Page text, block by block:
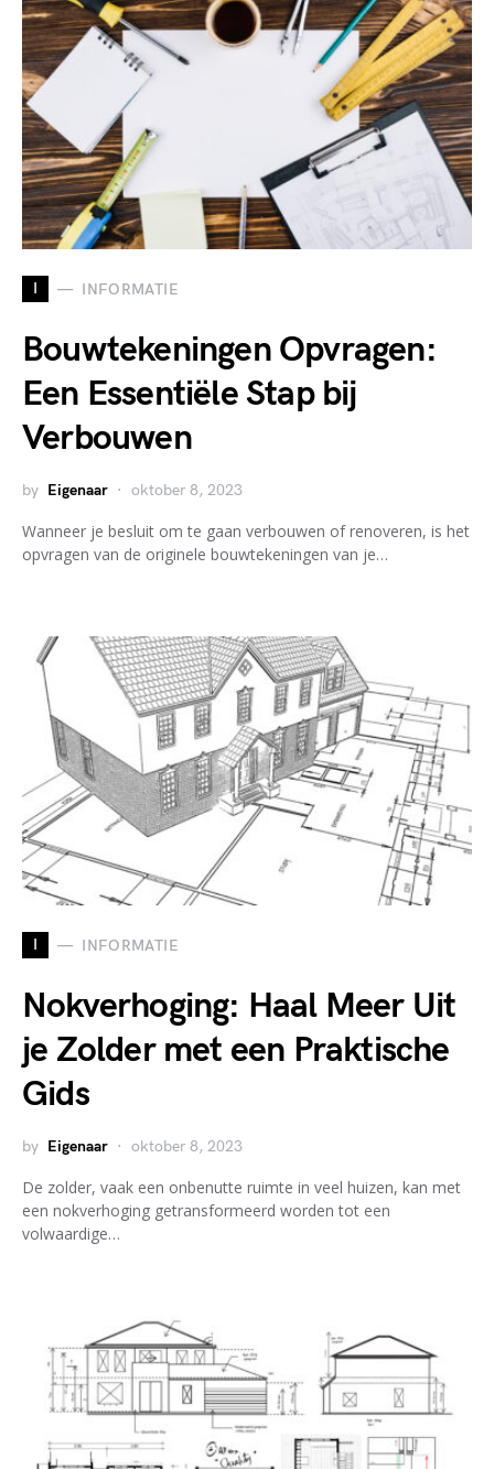
I INFORMATIE
Bouwtekeningen Opvragen:
Een Essentiële Stap bij
Verbouwen
by Eigenaar oktober 8, 2023
Wanneer je besluit om te gaan verbouwen of renoveren, is het
opvragen van de originele bouwtekeningen van je…
I INFORMATIE
Nokverhoging: Haal Meer Uit
je Zolder met een Praktische
Gids
by Eigenaar oktober 8, 2023
De zolder, vaak een onbenutte ruimte in veel huizen, kan met
een nokverhoging getransformeerd worden tot een
volwaardige…